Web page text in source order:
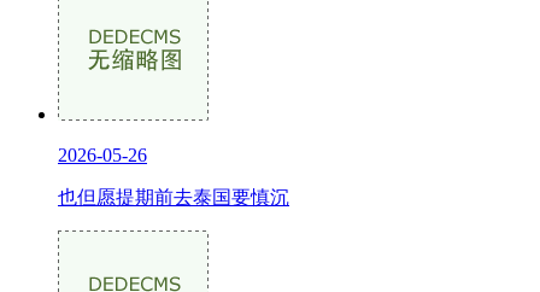
2026-05-26
也但愿提期前去泰国要慎沉